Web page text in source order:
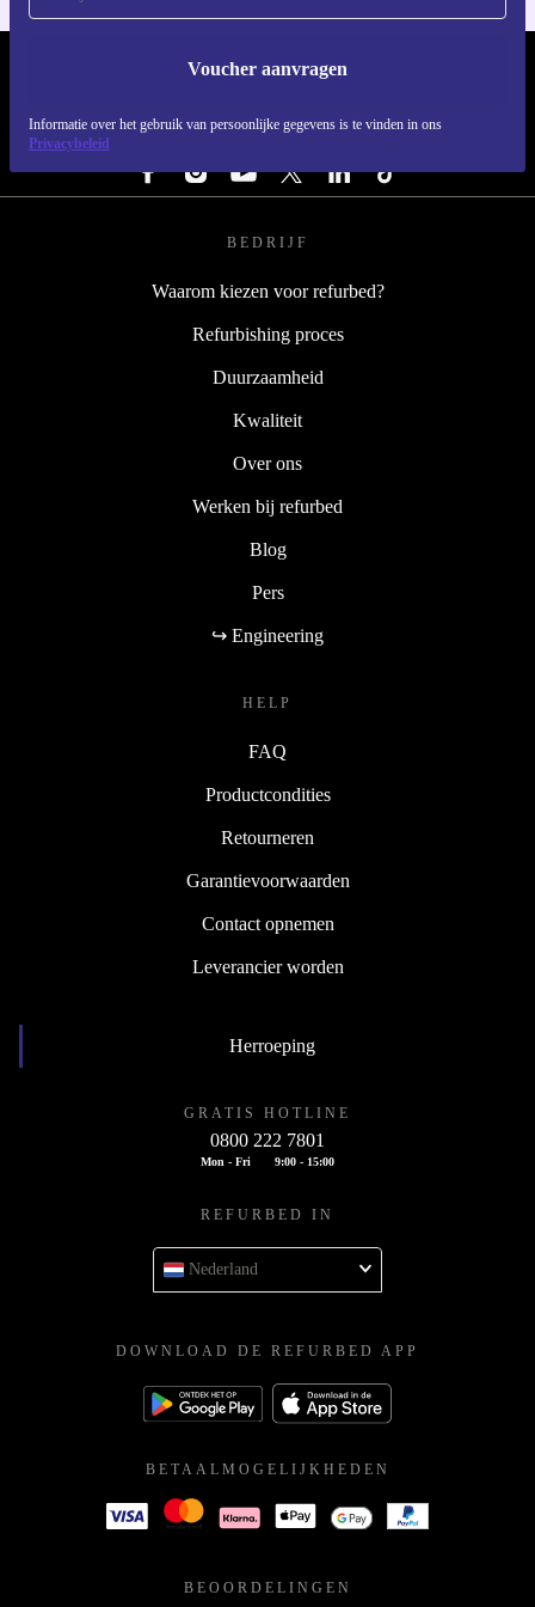
Voucher aanvragen
Informatie over het gebruik van persoonlijke gegevens is te vinden in ons
Privacybeleid
REFURBED NEDERLAND - RETHINK NEW.
VOLG ONS
BEDRIJF
Waarom kiezen voor refurbed?
Refurbishing proces
Duurzaamheid
Kwaliteit
Over ons
Werken bij refurbed
Blog
Pers
↪ Engineering
HELP
FAQ
Productcondities
Retourneren
Garantievoorwaarden
Contact opnemen
Leverancier worden
Herroeping
GRATIS HOTLINE
0800 222 7801
Mon - Fri 9:00 - 15:00
REFURBED IN
Nederland
DOWNLOAD DE REFURBED APP
BETAALMOGELIJKHEDEN
BEOORDELINGEN